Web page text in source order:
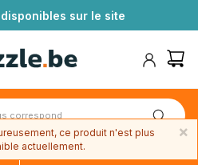
sur le site
×
ce produit n'est plus
actuellement.